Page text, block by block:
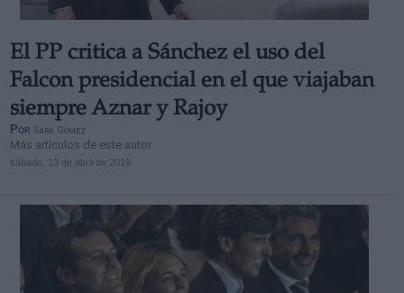
El PP critica a Sánchez el uso del
Falcon presidencial en el que viajaban
siempre Aznar y Rajoy
Por Sara Gómez
Más artículos de este autor
sábado, 13 de abril de 2019